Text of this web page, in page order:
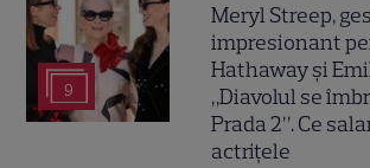
9
Meryl Streep,
impresionant
Hathaway și
„Diavolul se
Prada 2”. Ce
actrițele